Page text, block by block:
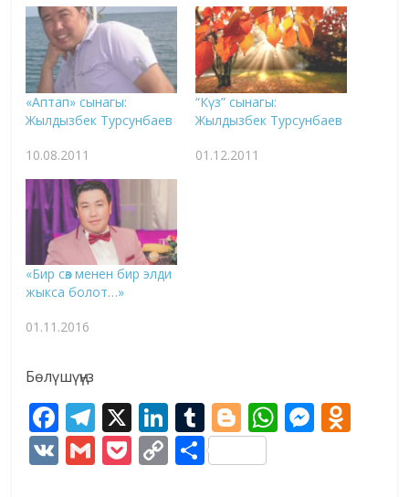
«Аптап» сынагы:
Жылдызбек Турсунбаев
10.08.2011
“Күз” сынагы:
Жылдызбек Турсунбаев
01.12.2011
«Бир сөз менен бир элди
жыкса болот…»
01.11.2016
Бөлүшүңүз
F
ac
e
T
el
e
X Li
n
k
T
u
m
Bl
o
g
W M
V G P C S